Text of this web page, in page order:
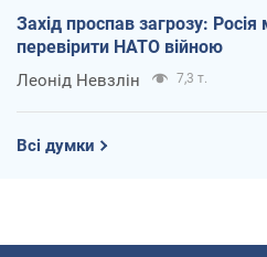
Захід проспав загрозу:
перевірити НАТО війною
Леонід Невзлін 7,3 т.
Всі думки